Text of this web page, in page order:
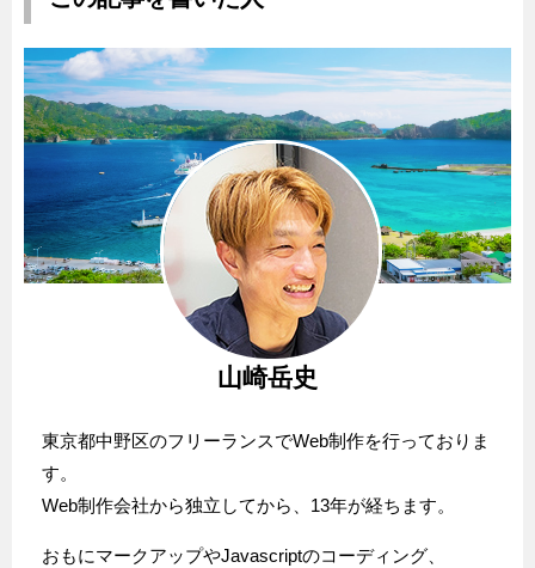
山崎岳史
東京都中野区のフリーランスでWeb制作を行っておりま
す。
Web制作会社から独立してから、13年が経ちます。
おもにマークアップやJavascriptのコーディング、